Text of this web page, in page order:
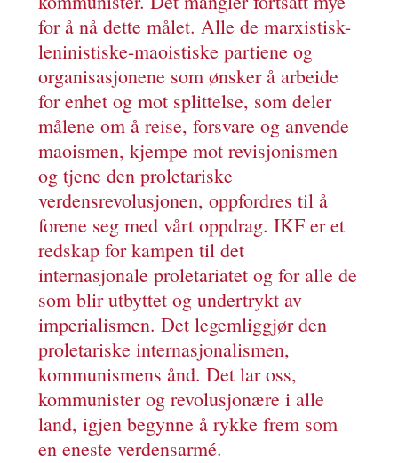
for å nå dette målet. Alle de marxistisk-
leninistiske-maoistiske partiene og
organisasjonene som ønsker å arbeide
for enhet og mot splittelse, som deler
målene om å reise, forsvare og anvende
maoismen, kjempe mot revisjonismen
og tjene den proletariske
verdensrevolusjonen, oppfordres til å
forene seg med vårt oppdrag. IKF er et
redskap for kampen til det
internasjonale proletariatet og for alle de
som blir utbyttet og undertrykt av
imperialismen. Det legemliggjør den
proletariske internasjonalismen,
kommunismens ånd. Det lar oss,
kommunister og revolusjonære i alle
land, igjen begynne å rykke frem som
en eneste verdensarmé.